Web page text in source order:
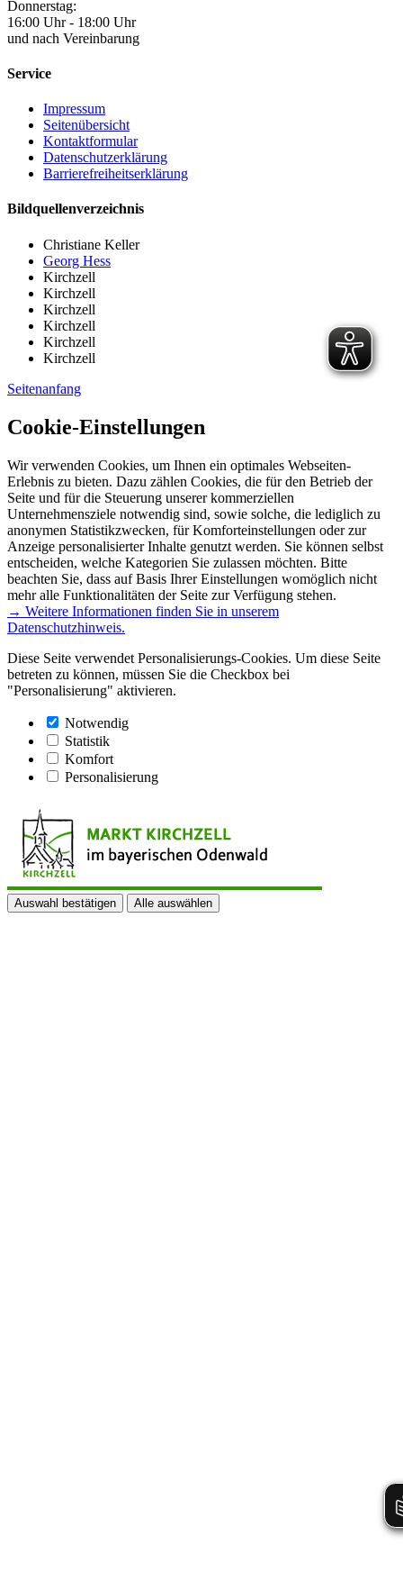
Donnerstag:
16:00 Uhr - 18:00 Uhr
und nach Vereinbarung
Service
Impressum
Seitenübersicht
Kontaktformular
Datenschutzerklärung
Barrierefreiheitserklärung
Bildquellenverzeichnis
Christiane Keller
Georg Hess
Kirchzell
Kirchzell
Kirchzell
Kirchzell
Kirchzell
Kirchzell
Seitenanfang
Cookie-Einstellungen
Wir verwenden Cookies, um Ihnen ein optimales Webseiten-
Erlebnis zu bieten. Dazu zählen Cookies, die für den Betrieb der
Seite und für die Steuerung unserer kommerziellen
Unternehmensziele notwendig sind, sowie solche, die lediglich zu
anonymen Statistikzwecken, für Komforteinstellungen oder zur
Anzeige personalisierter Inhalte genutzt werden. Sie können selbst
entscheiden, welche Kategorien Sie zulassen möchten. Bitte
beachten Sie, dass auf Basis Ihrer Einstellungen womöglich nicht
mehr alle Funktionalitäten der Seite zur Verfügung stehen.
→ Weitere Informationen finden Sie in unserem
Datenschutzhinweis.
Diese Seite verwendet Personalisierungs-Cookies. Um diese Seite
betreten zu können, müssen Sie die Checkbox bei
"Personalisierung" aktivieren.
Notwendig
Statistik
Komfort
Personalisierung
Auswahl bestätigen Alle auswählen